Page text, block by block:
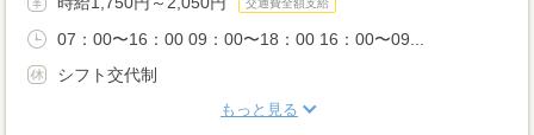
交通費全額支給
07：00〜16：00 09：00〜18：00 16：00〜09...
シフト交代制
もっと見る